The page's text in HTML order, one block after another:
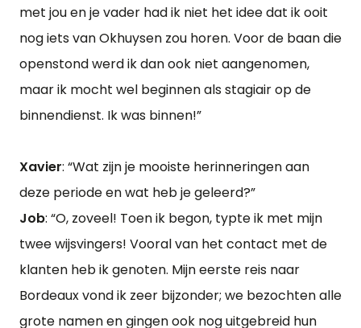
met jou en je vader had ik niet het idee dat ik ooit
nog iets van Okhuysen zou horen. Voor de baan die
openstond werd ik dan ook niet aangenomen,
maar ik mocht wel beginnen als stagiair op de
binnendienst. Ik was binnen!”
Xavier: “Wat zijn je mooiste herinneringen aan
deze periode en wat heb je geleerd?”
Job: “O, zoveel! Toen ik begon, typte ik met mijn
twee wijsvingers! Vooral van het contact met de
klanten heb ik genoten. Mijn eerste reis naar
Bordeaux vond ik zeer bijzonder; we bezochten alle
grote namen en gingen ook nog uitgebreid hun